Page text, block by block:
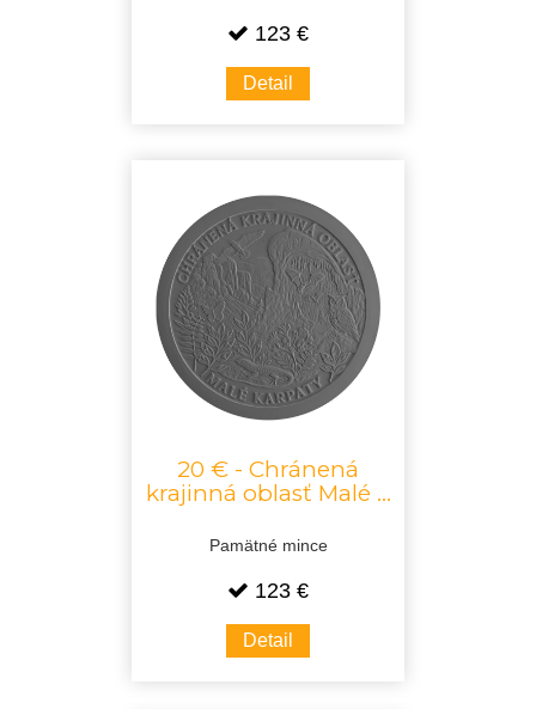
123 €
Detail
20 € - Chránená
krajinná oblasť Malé ...
Pamätné mince
123 €
Detail